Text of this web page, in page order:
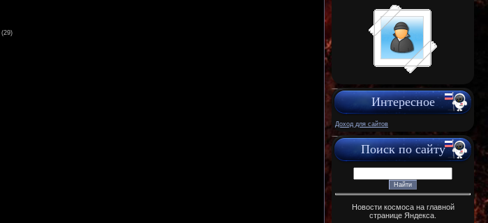
(29)
Интересное
Доход для сайтов
Поиск по сайту
Новости космоса на главной
странице Яндекса.